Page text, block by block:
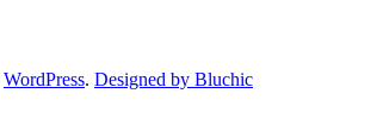
WordPress. Designed by Bluchic